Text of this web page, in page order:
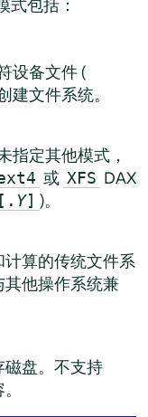
式包括：
设备文件 (
建文件系统。
指定其他模式，
或 XFS DAX
Y] )。
算的传统文件系
他操作系统兼
盘。不支持